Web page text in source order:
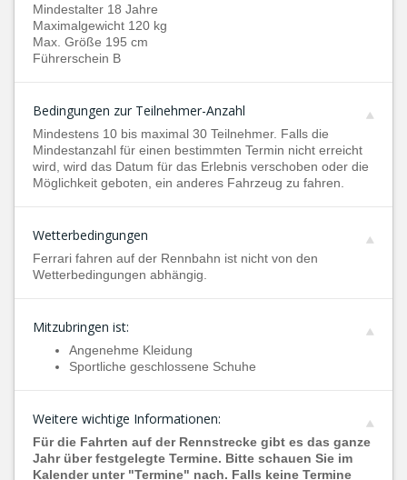
Mindestalter 18 Jahre
Maximalgewicht 120 kg
Max. Größe 195 cm
Führerschein B
Bedingungen zur Teilnehmer-Anzahl
Mindestens 10 bis maximal 30 Teilnehmer. Falls die
Mindestanzahl für einen bestimmten Termin nicht erreicht
wird, wird das Datum für das Erlebnis verschoben oder die
Möglichkeit geboten, ein anderes Fahrzeug zu fahren.
Wetterbedingungen
Ferrari fahren auf der Rennbahn ist nicht von den
Wetterbedingungen abhängig.
Mitzubringen ist:
Angenehme Kleidung
Sportliche geschlossene Schuhe
Weitere wichtige Informationen:
Für die Fahrten auf der Rennstrecke gibt es das ganze
Jahr über festgelegte Termine. Bitte schauen Sie im
Kalender unter "Termine" nach. Falls keine Termine